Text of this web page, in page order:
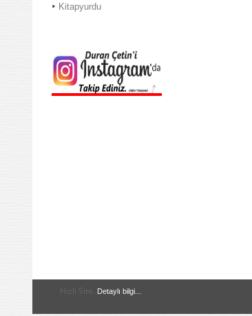
Kitapyurdu
Hızlı Site. Detaylı bilgi...